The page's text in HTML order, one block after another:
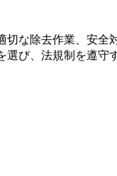
切な除去作業、安全
選び、法規制を遵守